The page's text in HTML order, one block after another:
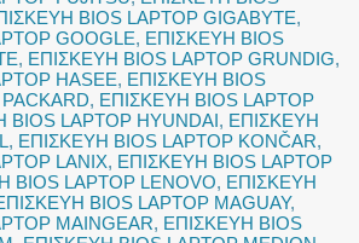
BIOS LAPTOP GIGABYTE,
GOOGLE, ΕΠΙΣΚΕΥΗ BIOS
, ΕΠΙΣΚΕΥΗ BIOS LAPTOP GRUNDIG,
HASEE, ΕΠΙΣΚΕΥΗ BIOS
, ΕΠΙΣΚΕΥΗ BIOS LAPTOP
BIOS LAPTOP HYUNDAI, ΕΠΙΣΚΕΥΗ
, ΕΠΙΣΚΕΥΗ BIOS LAPTOP KONČAR,
LANIX, ΕΠΙΣΚΕΥΗ BIOS LAPTOP
BIOS LAPTOP LENOVO, ΕΠΙΣΚΕΥΗ
BIOS LAPTOP MAGUAY,
MAINGEAR, ΕΠΙΣΚΕΥΗ BIOS